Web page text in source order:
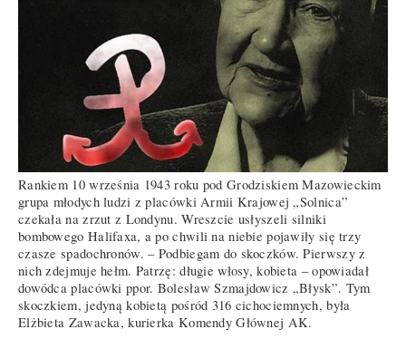
Rankiem 10 września 1943 roku pod Grodziskiem Mazowieckim
grupa młodych ludzi z placówki Armii Krajowej „Solnica”
czekała na zrzut z Londynu. Wreszcie usłyszeli silniki
bombowego Halifaxa, a po chwili na niebie pojawiły się trzy
czasze spadochronów. – Podbiegam do skoczków. Pierwszy z
nich zdejmuje hełm. Patrzę: długie włosy, kobieta – opowiadał
dowódca placówki ppor. Bolesław Szmajdowicz „Błysk”. Tym
skoczkiem, jedyną kobietą pośród 316 cichociemnych, była
Elżbieta Zawacka, kurierka Komendy Głównej AK.